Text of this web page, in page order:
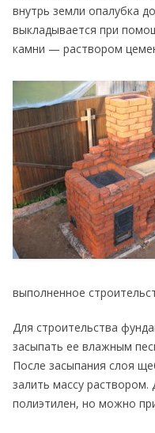
внутрь земли опалубка
выкладывается при
камни — раствором
выполненное
Для строительства
засыпать ее влажным
После засыпания слоя
залить массу
полиэтилен, но можно